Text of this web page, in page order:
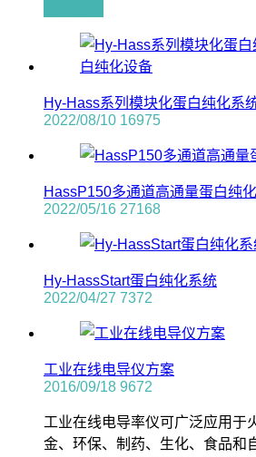
Hy-Hass系列模块化蛋白纯化系
2022/08/10 16975
HassP150多通道高通量蛋白纯
2022/05/16 27168
Hy-HassStart蛋白纯化系统
2022/04/27 7372
工业在线电导仪方案
2016/09/18 9672
工业在线电导率仪可广泛应用于
金、环保、制药、生化、食品和